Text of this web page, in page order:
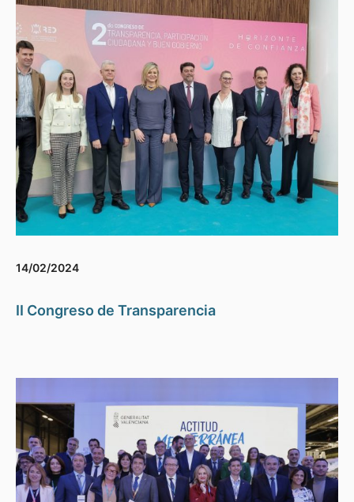
14/02/2024
II Congreso de Transparencia